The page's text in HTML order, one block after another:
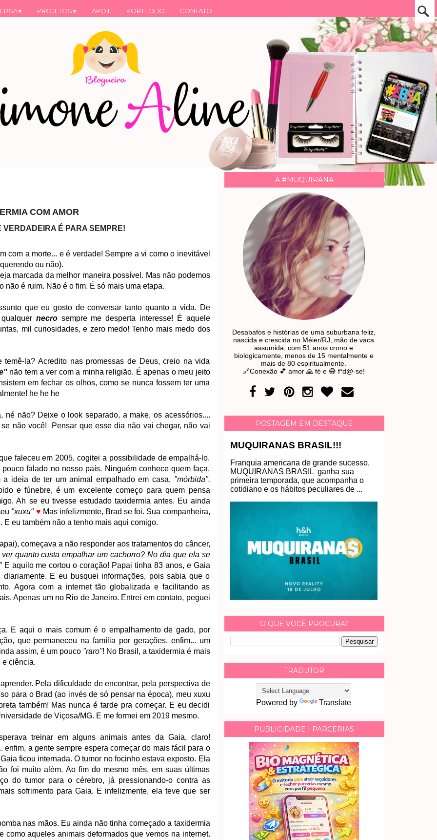
▼ PROJETOS ▼ APOIE PORTFÓLIO CONTATO
COM AMOR
VERDADEIRA É PARA SEMPRE!
com a morte... e é verdade! Sempre a vi como o inevitável
ou não).
marcada da melhor maneira possível. Mas não podemos
é ruim. Não é o fim. É só mais uma etapa.
que eu gosto de conversar tanto quanto a vida. De
necrosempre me desperta interesse! É aquele
mil curiosidades, e zero medo! Tenho mais medo dos
la? Acredito nas promessas de Deus, creio na vida
não tem a ver com a minha religião. É apenas o meu jeito
em fechar os olhos, como se nunca fossem ter uma
he he he
né não? Deixe o look separado, a make, os acessórios....
não você! Pensar que esse dia não vai chegar, não vai
faleceu em 2005, cogitei a possibilidade de empalhá-lo.
falado no nosso país. Ninguém conhece quem faça,
ideia de ter um animal empalhado em casa, "mórbida".
e fúnebre, é um excelente começo para quem pensa
Ah se eu tivesse estudado taxidermia antes. Eu ainda
"xuxu" ♥ Mas infelizmente, Brad se foi. Sua companheira,
eu também não a tenho mais aqui comigo.
começava a não responder aos tratamentos do câncer,
quanto custa empalhar um cachorro? No dia que ela se
E aquilo me cortou o coração! Papai tinha 83 anos, e Gaia
E eu busquei informações, pois sabia que o
Agora com a internet tão globalizada e facilitando as
Apenas um no Rio de Janeiro. Entrei em contato, peguei
E aqui o mais comum é o empalhamento de gado, por
que permaneceu na família por gerações, enfim... um
assim, é um pouco "raro"! No Brasil, a taxidermia é mais
e ciência.
Pela dificuldade de encontrar, pela perspectiva de
para o Brad (ao invés de só pensar na época), meu xuxu
também! Mas nunca é tarde pra começar. E eu decidi
de Viçosa/MG. E me formei em 2019 mesmo.
treinar em alguns animais antes da Gaia, claro!
a gente sempre espera começar do mais fácil para o
ficou internada. O tumor no focinho estava exposto. Ela
foi muito além. Ao fim do mesmo mês, em suas últimas
do tumor para o cérebro, já pressionando-o contra as
sofrimento para Gaia. E infelizmente, ela teve que ser
nas mãos. Eu ainda não tinha começado a taxidermia
como aqueles animais deformados que vemos na internet.
A #MUQUIRANA
Desabafos e histórias de uma suburbana feliz,
nascida e crescida no Méier/RJ, mão de vaca
assumida, com 51 anos crono e
biologicamente, menos de 15 mentalmente e
mais de 80 espiritualmente.
🔗Conexão 💕 amor 🙏 fé e 😅 f*d@-se!
POSTAGEM EM DESTAQUE
MUQUIRANAS BRASIL!!!
Franquia americana de grande sucesso,
MUQUIRANAS BRASIL ganha sua
primeira temporada, que acompanha o
cotidiano e os hábitos peculiares de ...
O QUE VOCÊ PROCURA?
TRADUTOR
Powered by Translate
PUBLICIDADE | PARCERIAS